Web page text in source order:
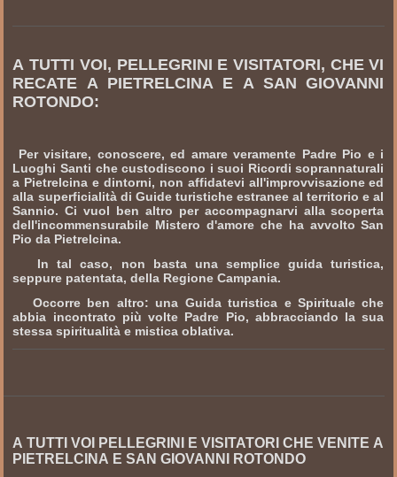
A TUTTI VOI, PELLEGRINI E VISITATORI, CHE VI
RECATE A PIETRELCINA E A SAN GIOVANNI
ROTONDO:
Per visitare, conoscere, ed amare veramente Padre Pio e i
Luoghi Santi che custodiscono i suoi Ricordi soprannaturali
a Pietrelcina e dintorni, non affidatevi all'improvvisazione ed
alla superficialità di Guide turistiche estranee al territorio e al
Sannio. Ci vuol ben altro per accompagnarvi alla scoperta
dell'incommensurabile Mistero d'amore che ha avvolto San
Pio da Pietrelcina.
In tal caso, non basta una semplice guida turistica,
seppure patentata, della Regione Campania.
Occorre ben altro: una Guida turistica e Spirituale che
abbia incontrato più volte Padre Pio, abbracciando la sua
stessa spiritualità e mistica oblativa.
A TUTTI VOI PELLEGRINI E VISITATORI CHE VENITE A
PIETRELCINA E SAN GIOVANNI ROTONDO